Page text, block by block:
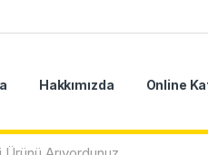
Hakkımızda Online